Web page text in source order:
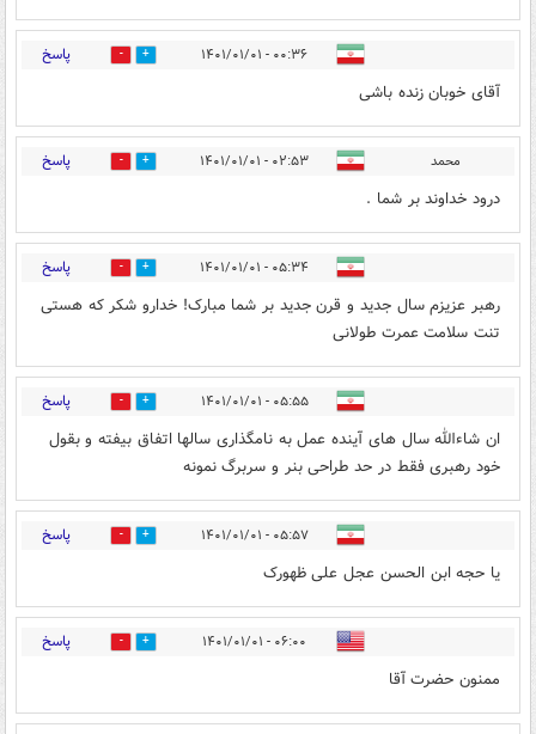
۰۰:۳۶ - ۱۴۰۱/۰۱/۰۱ 2 پاسخ
آقای خوبان زنده باشی
محمد ۰۲:۵۳ - ۱۴۰۱/۰۱/۰۱ 1 پاسخ
درود خداوند بر شما .
۰۵:۳۴ - ۱۴۰۱/۰۱/۰۱ 1 پاسخ
رهبر عزیزم سال جدید و قرن جدید بر شما مبارک! خدارو شکر که هستی
تنت سلامت عمرت طولانی
۰۵:۵۵ - ۱۴۰۱/۰۱/۰۱ 2 پاسخ
ان شاءالله سال های آینده عمل به نامگذاری سالها اتفاق بیفته و بقول
خود رهبری فقط در حد طراحی بنر و سربرگ نمونه
۰۵:۵۷ - ۱۴۰۱/۰۱/۰۱ 1 پاسخ
یا حجه ابن الحسن عجل علی ظهورک
۰۶:۰۰ - ۱۴۰۱/۰۱/۰۱ 1 پاسخ
ممنون حضرت آقا